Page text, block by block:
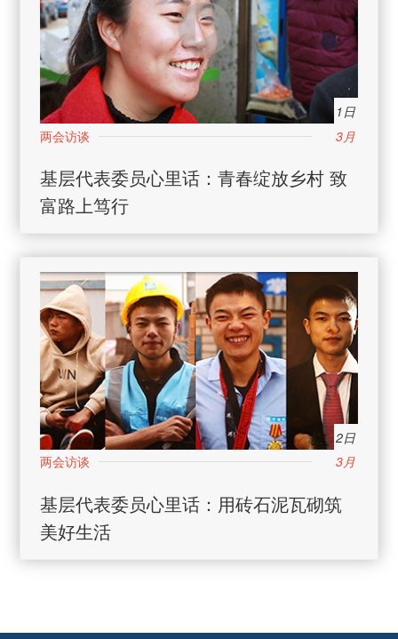
1日
3月
基层代表委员心里话：青春绽放乡村 致
富路上笃行
2日
3月
基层代表委员心里话：用砖石泥瓦砌筑
美好生活